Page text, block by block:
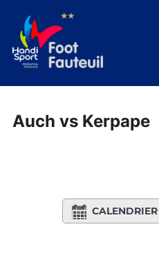
contenu
Auch vs Kerpape
CALENDRIER